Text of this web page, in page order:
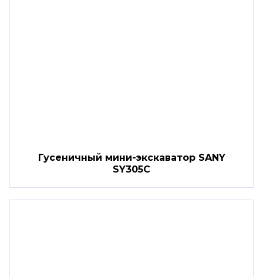
Гусеничный мини-экскаватор SANY
SY305C